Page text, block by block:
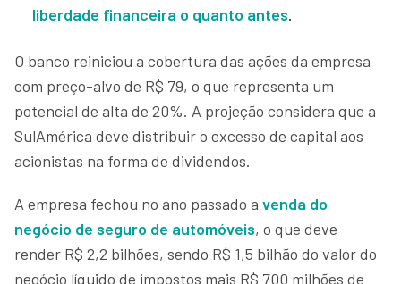
liberdade financeira o quanto antes.
O banco reiniciou a cobertura das ações da empresa
com preço-alvo de R$ 79, o que representa um
potencial de alta de 20%. A projeção considera que a
SulAmérica deve distribuir o excesso de capital aos
acionistas na forma de dividendos.
A empresa fechou no ano passado a venda do
negócio de seguro de automóveis, o que deve
render R$ 2,2 bilhões, sendo R$ 1,5 bilhão do valor do
negócio líquido de impostos mais R$ 700 milhões de